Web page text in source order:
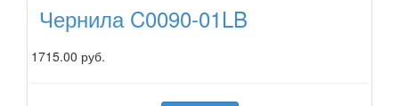
Чернила C0090-01LB
1715.00 руб.